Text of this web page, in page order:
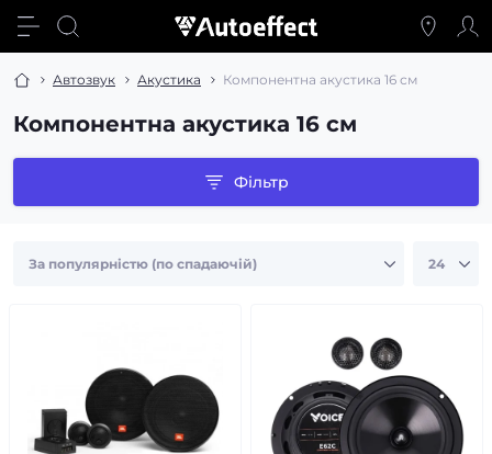
Автозвук Акустика Компонентна акустика 16 см
Компонентна акустика 16 см
Фільтр